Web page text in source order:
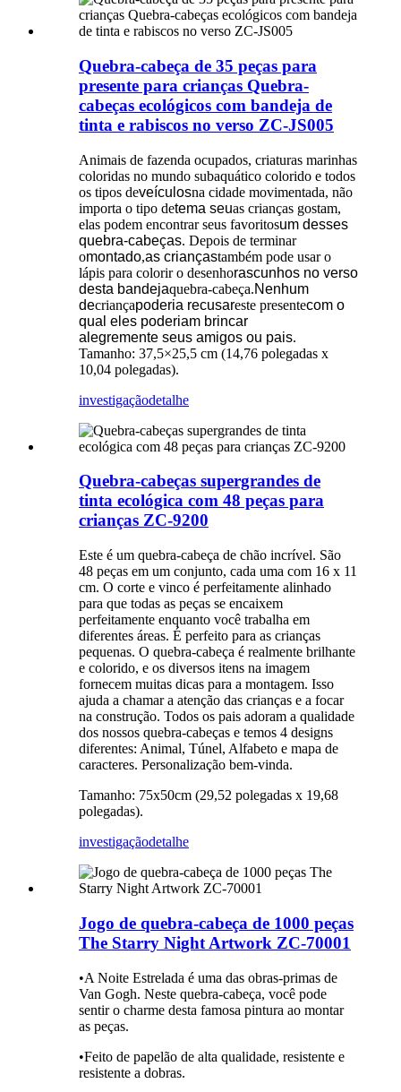
Quebra-cabeça de 35 peças para
presente para crianças Quebra-
cabeças ecológicos com bandeja de
tinta e rabiscos no verso ZC-JS005
Animais de fazenda ocupados, criaturas marinhas
coloridas no mundo subaquático colorido e todos
os tipos deveículosna cidade movimentada, não
importa o tipo detema seuas crianças gostam,
elas podem encontrar seus favoritosum desses
quebra-cabeças. Depois de terminar
omontado,as criançastambém pode usar o
lápis para colorir o desenhorascunhos no verso
desta bandejaquebra-cabeça.Nenhum
decriançapoderia recusareste presentecom o
qual eles poderiam brincar
alegremente seus amigos ou pais.
Tamanho: 37,5×25,5 cm (14,76 polegadas x
10,04 polegadas).
investigaçãodetalhe
Quebra-cabeças supergrandes de
tinta ecológica com 48 peças para
crianças ZC-9200
Este é um quebra-cabeça de chão incrível. São
48 peças em um conjunto, cada uma com 16 x 11
cm. O corte e vinco é perfeitamente alinhado
para que todas as peças se encaixem
perfeitamente enquanto você trabalha em
diferentes áreas. É perfeito para as crianças
pequenas. O quebra-cabeça é realmente brilhante
e colorido, e os diversos itens na imagem
fornecem muitas dicas para a montagem. Isso
ajuda a chamar a atenção das crianças e a focar
na construção. Todos os pais adoram a qualidade
dos nossos quebra-cabeças e temos 4 designs
diferentes: Animal, Túnel, Alfabeto e mapa de
caracteres. Personalização bem-vinda.
Tamanho: 75x50cm (29,52 polegadas x 19,68
polegadas).
investigaçãodetalhe
Jogo de quebra-cabeça de 1000 peças
The Starry Night Artwork ZC-70001
•A Noite Estrelada é uma das obras-primas de
Van Gogh. Neste quebra-cabeça, você pode
sentir o charme desta famosa pintura ao montar
as peças.
•Feito de papelão de alta qualidade, resistente e
resistente a dobras.